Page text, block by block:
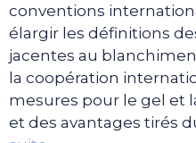
conventions
élargir les définitions
jacentes au
la coopération
mesures pour le gel et
et des avantages tirés